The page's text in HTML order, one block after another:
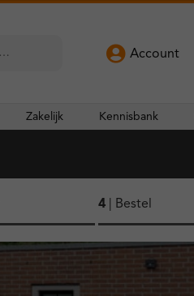
Account
Zakelijk Kennisbank
4| Bestel